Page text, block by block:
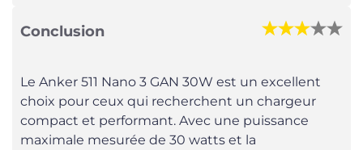
Conclusion
Le Anker 511 Nano 3 GAN 30W est un excellent
choix pour ceux qui recherchent un chargeur
compact et performant. Avec une puissance
maximale mesurée de 30 watts et la